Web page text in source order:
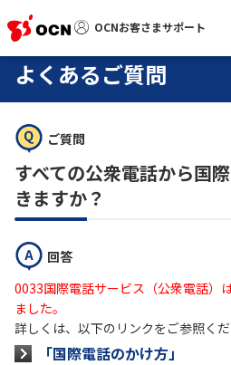
OCNお客さまサポート
OCNお客さまサポート
サポートトップ
サービス名から探す
工事・故障情報
各種ダウンロード
よくあるご質問
ご質問
すべての公衆電話から国
きますか？
回答
0033国際電話サービス（公衆電話）
ました。
詳しくは、以下のリンクをご参照くだ
「国際電話のかけ方」